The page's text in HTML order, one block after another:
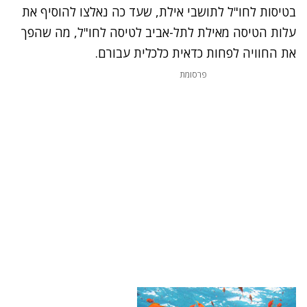
בטיסות לחו"ל לתושבי אילת, שעד כה נאלצו להוסיף את
עלות הטיסה מאילת לתל-אביב לטיסה לחו"ל, מה שהפך
את החוויה לפחות כדאית כלכלית עבורם.
פרסומת